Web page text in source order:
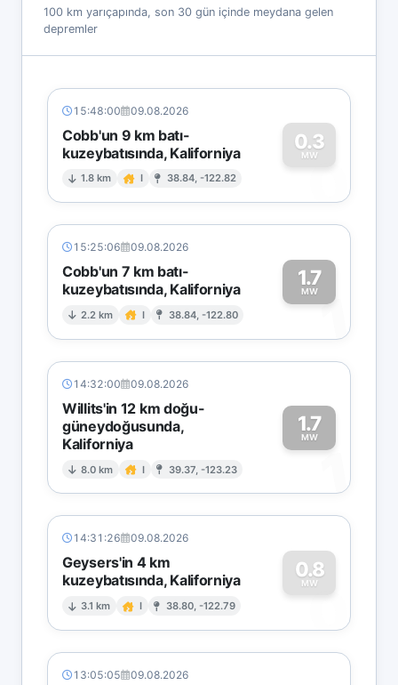
100 km yarıçapında, son 30 gün içinde meydana gelen
depremler
15:48:00 09.08.2026
Cobb'un 9 km batı-
kuzeybatısında, Kaliforniya
1.8 km I 38.84, -122.82
0.3
MW
0
15:25:06 09.08.2026
Cobb'un 7 km batı-
kuzeybatısında, Kaliforniya
2.2 km I 38.84, -122.80
1.7
MW1
14:32:00 09.08.2026
Willits'in 12 km doğu-
güneydoğusunda,
Kaliforniya
8.0 km I 39.37, -123.23
1.7
MW
1
14:31:26 09.08.2026
Geysers'in 4 km
kuzeybatısında, Kaliforniya
3.1 km I 38.80, -122.79
0.8
MW
0
13:05:05 09.08.2026